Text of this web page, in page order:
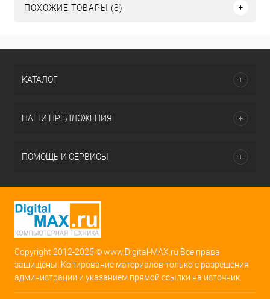
ПОХОЖИЕ ТОВАРЫ (8)
КАТАЛОГ
НАШИ ПРЕДЛОЖЕНИЯ
ПОМОЩЬ И СЕРВИСЫ
Copyright 2012-2025 © www.Digital-MAX.ru Все права
защищены. Копирование материалов только с разрешения
администрации и указанием прямой ссылки на источник.